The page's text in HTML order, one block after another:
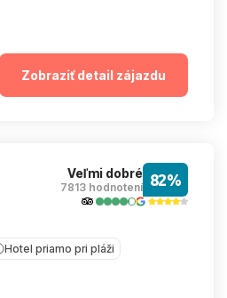
Zobraziť detail zájazdu
Veľmi dobré
7813 hodnotení 82%
Hotel priamo pri pláži